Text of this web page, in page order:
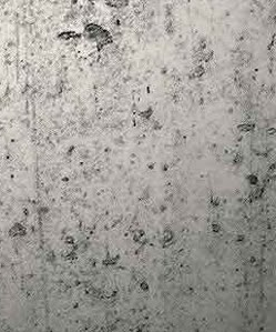
de la Biblioteca Pública de
mesos d'abril, maig i juny. Com ja és
amb l'aplicació Tellfy i les
revista Spirou
que m'ha portat a capbussar-me
europeu i dels seus grans
en Marsupilami o en Spirou,